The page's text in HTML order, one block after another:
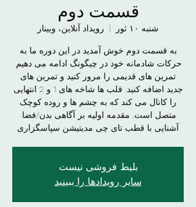
قسمت دوم
شنبه ۱۰ ثور
  |
رویداد آنلاین، وبینار
به قسمت دوم خوش آمدید در این دوره ما به
حرکات شادمانه خود در چیگونگ ادامه می دهیم.
تمرین های قدیمی را مرور کنید و تمرین های
جدید اضافه کنید. قلب ها شاخه های 1 و 2 انتهایی
را کانال می کند که به چشم ها و روده کوچک
متصل است. مقدمه اولیه بر آگاهی بدن/فضا.
آشنایی با قطب تای چی مدیتیشن سپاسگزاری
بلیط فروشی نیست
سایر رویدادها را ببینید